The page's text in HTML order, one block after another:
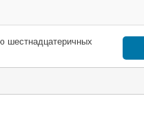
шестнадцатеричных